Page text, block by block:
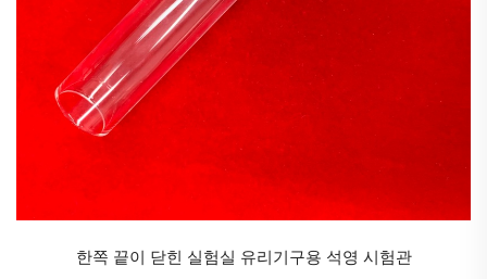
3. 전기 히터용 보호 패널, 고성능 스포트라이트 및 플로어 램프.
4. 적외선 및 자외선 건조 장비.
한쪽 끝이 닫힌 실험실 유리기구용 석영 시험관